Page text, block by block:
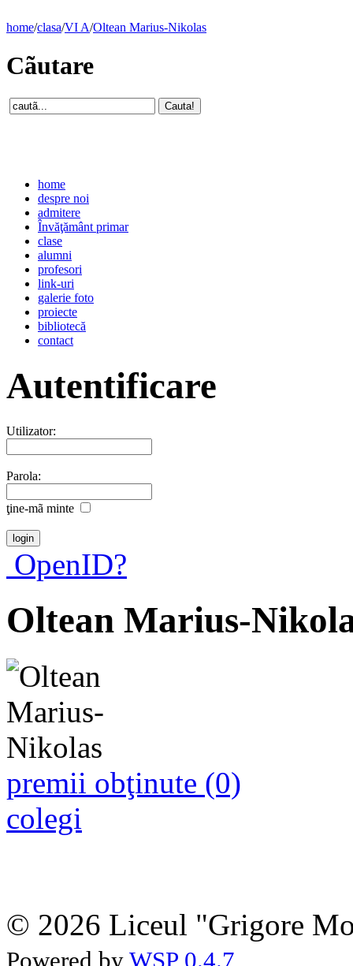
home/clasa/VI A/Oltean Marius-Nikolas
Cãutare
home
despre noi
admitere
Învăţământ primar
clase
alumni
profesori
link-uri
galerie foto
proiecte
bibliotecă
contact
Autentificare
Utilizator:
Parola:
ţine-mã minte
OpenID?
Oltean Marius-
premii obţinute (0)
colegi
© 2026 Liceul "Grigore
Powered by WSP 0.4.7